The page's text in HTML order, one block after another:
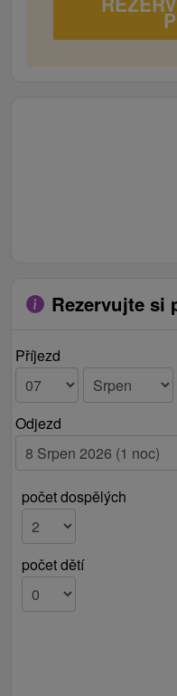
Rezervujte si
Příjezd
Odjezd
počet dospělých
počet dětí